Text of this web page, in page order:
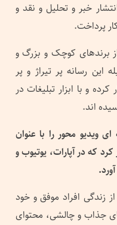
خبر و تحلیل و نقد و
پرداخت.
برندهای کوچک و بزرگ و
رسانه پر تیراژ و پر
و با ابزار تبلیغات در
اند.
که در آپارات، یوتیوب و
افراد موفق و خود
جذاب و چالشی، محتوای